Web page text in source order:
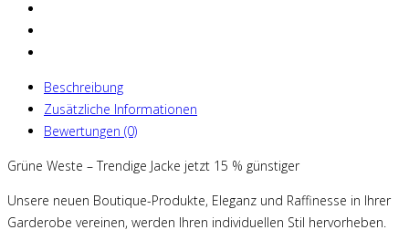
Beschreibung
Zusätzliche Informationen
Bewertungen (0)
Grüne Weste – Trendige Jacke jetzt 15 % günstiger
Unsere neuen Boutique-Produkte, Eleganz und Raffinesse in Ihrer
Garderobe vereinen, werden Ihren individuellen Stil hervorheben.